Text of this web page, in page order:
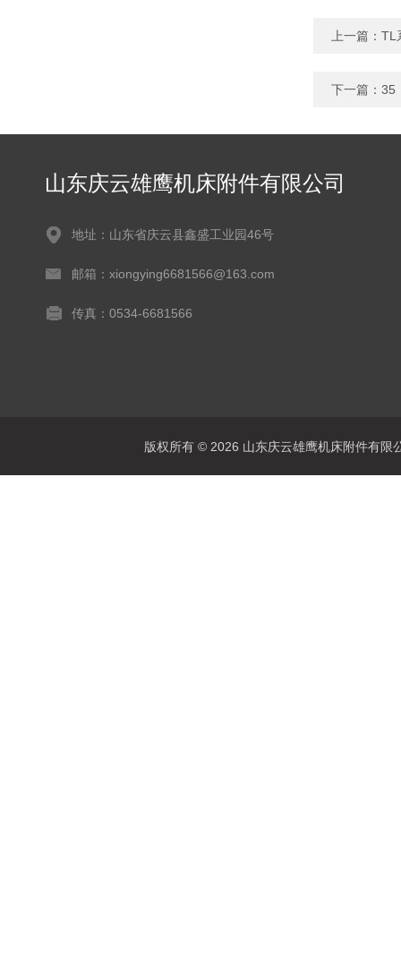
上一篇： TL
下一篇： 35
山东庆云雄鹰机床附件有限公司
地址：山东省庆云县鑫盛工业园46号
邮箱：xiongying6681566@163.com
传真：0534-6681566
版权所有 © 2026 山东庆云雄鹰机床附件有